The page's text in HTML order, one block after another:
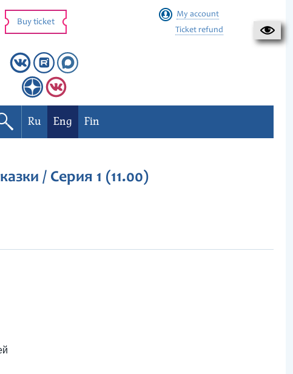
Buy ticket
My account
Ticket refund
Ru Eng Fin
/ Серия 1 (11.00)